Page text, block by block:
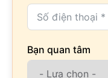
Bạn quan tâm